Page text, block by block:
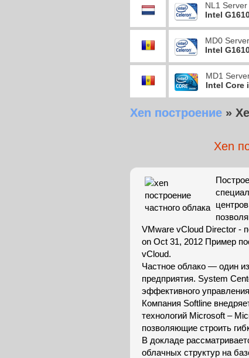
NL1 Server
Intel
MD0 Server
Intel
MD1
Intel Core
Xen построение »
Xen
VMware vCloud Director -
on Oct 31, 2012 Пример
vCloud.
Частное облако — один
предприятия. System
эффективного
Компания Softline
технологий Microsoft –
позволяющие строить
В докладе
облачных структур на